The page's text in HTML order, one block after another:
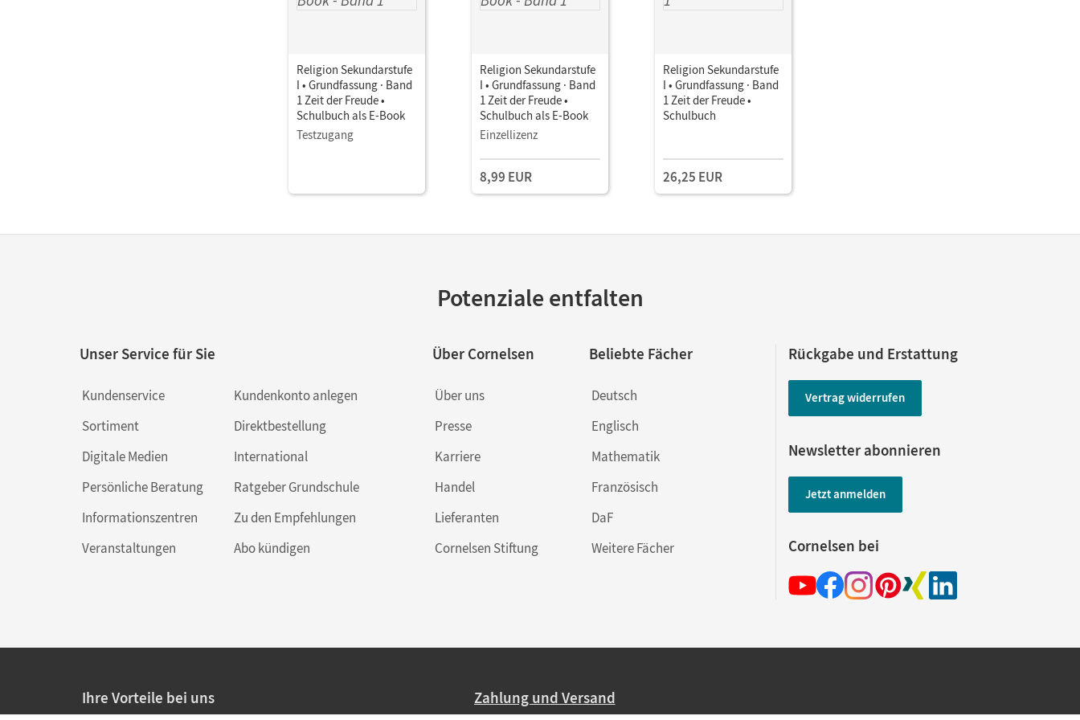
Religion Sekundarstufe
I • Grundfassung · Band
1 Zeit der Freude •
Schulbuch als E-Book
Testzugang
Religion Sekundarstufe
I • Grundfassung · Band
1 Zeit der Freude •
Schulbuch als E-Book
Einzellizenz
8,99 EUR
Religion Sekundarstufe
I • Grundfassung · Band
1 Zeit der Freude •
Schulbuch
26,25 EUR
Potenziale entfalten
Unser Service für Sie
Kundenservice
Sortiment
Digitale Medien
Persönliche Beratung
Informationszentren
Veranstaltungen
Kundenkonto anlegen
Direktbestellung
International
Ratgeber Grundschule
Zu den Empfehlungen
Abo kündigen
Über Cornelsen
Über uns
Presse
Karriere
Handel
Lieferanten
Cornelsen Stiftung
Beliebte Fächer
Deutsch
Englisch
Mathematik
Französisch
DaF
Weitere Fächer
Rückgabe und Erstattung
Vertrag widerrufen
Newsletter abonnieren
Jetzt anmelden
Cornelsen bei
Ihre Vorteile bei uns Zahlung und Versand